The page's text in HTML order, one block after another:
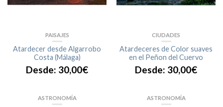
PAISAJES
Atardecer desde Algarrobo
Costa (Málaga)
Desde: 30,00€
CIUDADES
Atardeceres de Color suaves
en el Peñon del Cuervo
Desde: 30,00€
ASTRONOMÍA ASTRONOMÍA